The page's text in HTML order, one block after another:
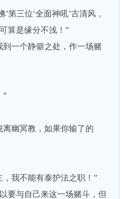
三位‘全面神吼’古清风，
算是缘分不浅！”
一个静僻之处，作一场赌
”
幽冥教，如果你输了的
我不能有泰护法之职！”
与自己来这一场赌斗，但